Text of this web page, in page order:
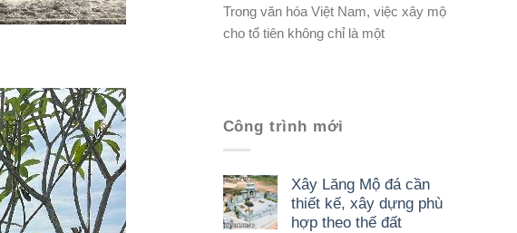
Trong văn hóa Việt Nam, việc xây mộ
cho tổ tiên không chỉ là một
Công trình mới
Xây Lăng Mộ đá cần
thiết kế, xây dựng phù
hợp theo thế đất